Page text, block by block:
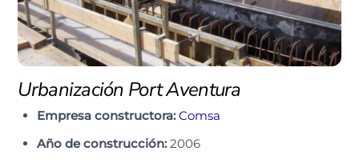
Urbanización Port Aventura
Empresa constructora: Comsa
Año de construcción:2006